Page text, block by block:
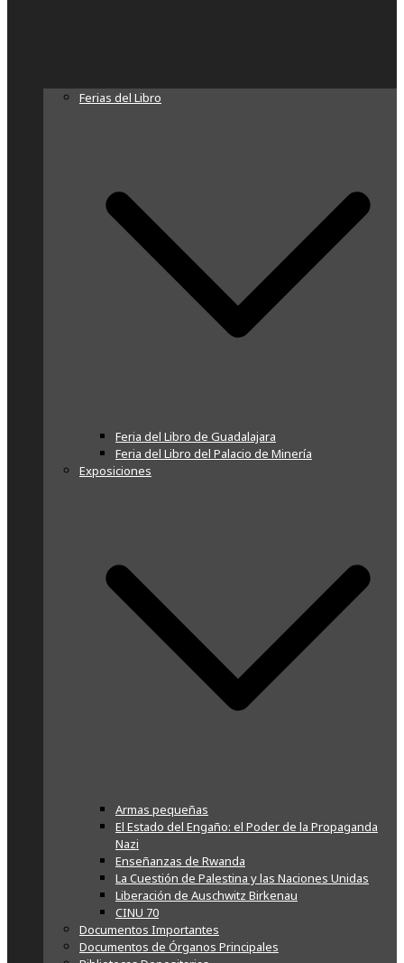
Ferias del Libro
Feria del Libro de Guadalajara
Feria del Libro del Palacio de Minería
Exposiciones
Armas pequeñas
El Estado del Engaño: el Poder de la Propaganda
Nazi
Enseñanzas de Rwanda
La Cuestión de Palestina y las Naciones Unidas
Liberación de Auschwitz Birkenau
CINU 70
Documentos Importantes
Documentos de Órganos Principales